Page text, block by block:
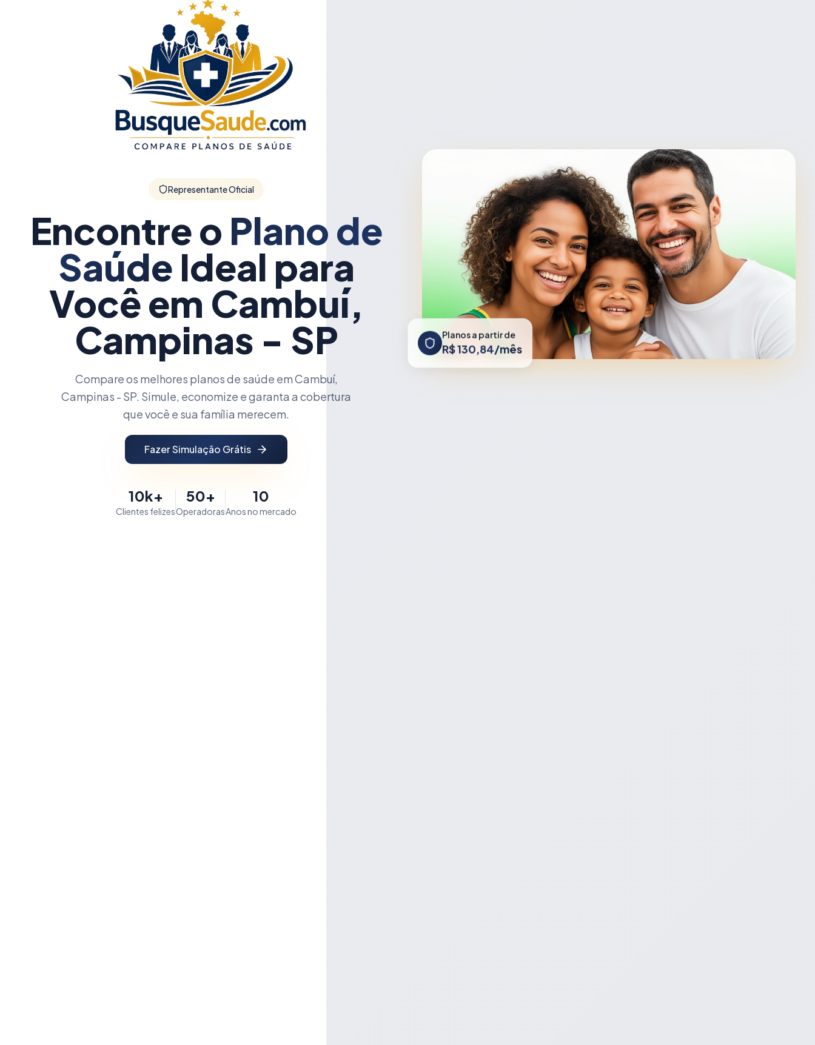
Representante Oficial
Encontre o Plano de
Saúde Ideal para
Vocêem Cambuí,
Campinas - SP
Compare os melhores planos de saúde em Cambuí,
Campinas - SP. Simule, economize e garanta a cobertura
que você e sua família merecem.
Fazer Simulação Grátis
10k+
Clientes felizes
50+
Operadoras
10
Anos no mercado
Planos a partir de
R$ 130,84/mês